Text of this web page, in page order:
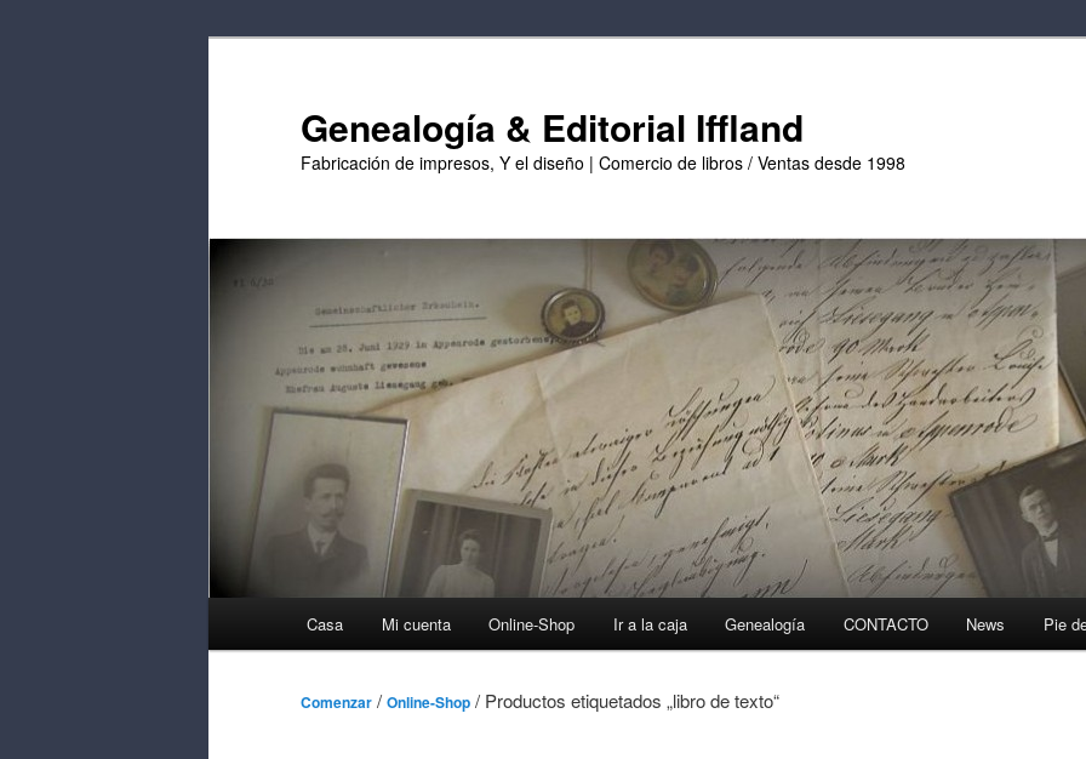
Genealogía & Editorial Iffland
Fabricación de impresos, Y el diseño | Comercio de libros / Ventas desde 1998
Casa Mi cuenta Online-Shop Ir a la caja Genealogía CONTACTO News Pie
Comenzar / Online-Shop / Productos etiquetados „libro de texto“